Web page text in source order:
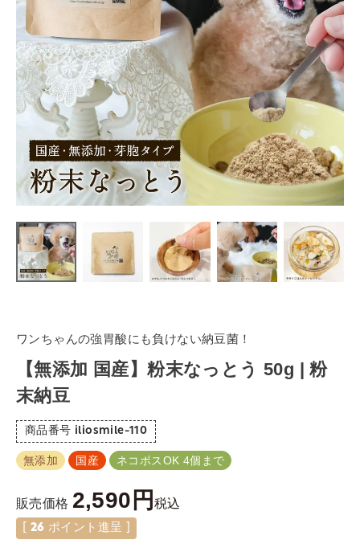
ワンちゃんの強胃酸にも負けない納豆菌！
【無添加 国産】粉末なっとう 50g | 粉
末納豆
商品番号 iliosmile-110
無添加 国産 ネコポスOK 4個まで
販売価格 2,590 税込
26 ポイント進呈 ]